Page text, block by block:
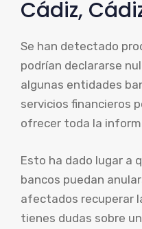
Cádiz,
Se han detectado
podrían declararse
algunas entidades
servicios financieros
ofrecer toda la
Esto ha dado lugar a
bancos puedan
afectados recuperar
tienes dudas sobre